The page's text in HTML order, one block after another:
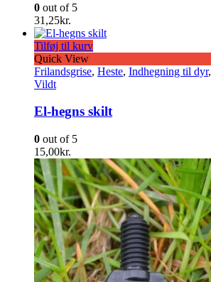
0 out of 5
31,25kr.
Tilføj til kurv
Quick View
Frilandsgrise, Heste, Indhegning til dyr,
Vildt
El-hegns skilt
0 out of 5
15,00kr.